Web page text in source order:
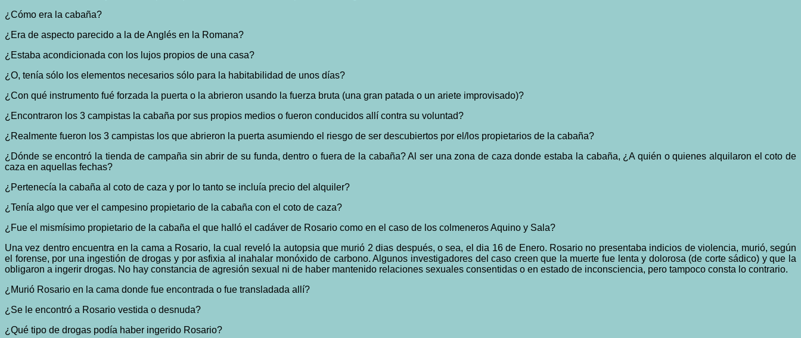
¿Cómo era la cabaña?
¿Era de aspecto parecido a la de Anglés en la Romana?
¿Estaba acondicionada con los lujos propios de una casa?
¿O, tenía sólo los elementos necesarios sólo para la habitabilidad de unos días?
¿Con qué instrumento fué forzada la puerta o la abrieron usando la fuerza bruta (una gran patada o un ariete improvisado)?
¿Encontraron los 3 campistas la cabaña por sus propios medios o fueron conducidos allí contra su voluntad?
¿Realmente fueron los 3 campistas los que abrieron la puerta asumiendo el riesgo de ser descubiertos por el/los propietarios de la cabaña?
¿Dónde se encontró la tienda de campaña sin abrir de su funda, dentro o fuera de la cabaña? Al ser una zona de caza donde estaba la cabaña, ¿A quién o quienes alquilaron el coto de
caza en aquellas fechas?
¿Pertenecía la cabaña al coto de caza y por lo tanto se incluía precio del alquiler?
¿Tenía algo que ver el campesino propietario de la cabaña con el coto de caza?
¿Fue el mismísimo propietario de la cabaña el que halló el cadáver de Rosario como en el caso de los colmeneros Aquino y Sala?
Una vez dentro encuentra en la cama a Rosario, la cual reveló la autopsia que murió 2 dias después, o sea, el dia 16 de Enero. Rosario no presentaba indicios de violencia, murió, según
el forense, por una ingestión de drogas y por asfixia al inahalar monóxido de carbono. Algunos investigadores del caso creen que la muerte fue lenta y dolorosa (de corte sádico) y que la
obligaron a ingerir drogas. No hay constancia de agresión sexual ni de haber mantenido relaciones sexuales consentidas o en estado de inconsciencia, pero tampoco consta lo contrario.
¿Murió Rosario en la cama donde fue encontrada o fue transladada allí?
¿Se le encontró a Rosario vestida o desnuda?
¿Qué tipo de drogas podía haber ingerido Rosario?